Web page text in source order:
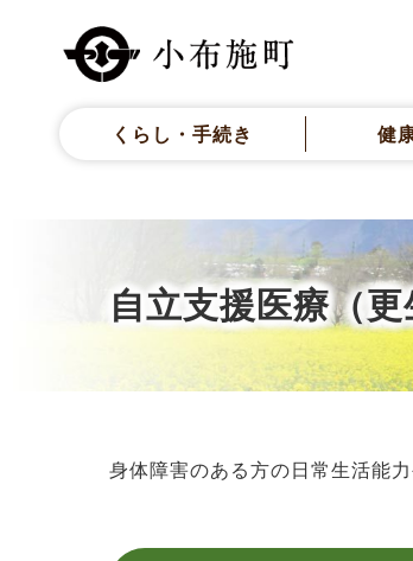
くらし・手続き 健
自立支援医療（
身体障害のある方の日常生活能